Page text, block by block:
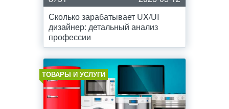
Сколько зарабатывает UX/UI
дизайнер: детальный анализ
профессии
ТОВАРЫ И УСЛУГИ